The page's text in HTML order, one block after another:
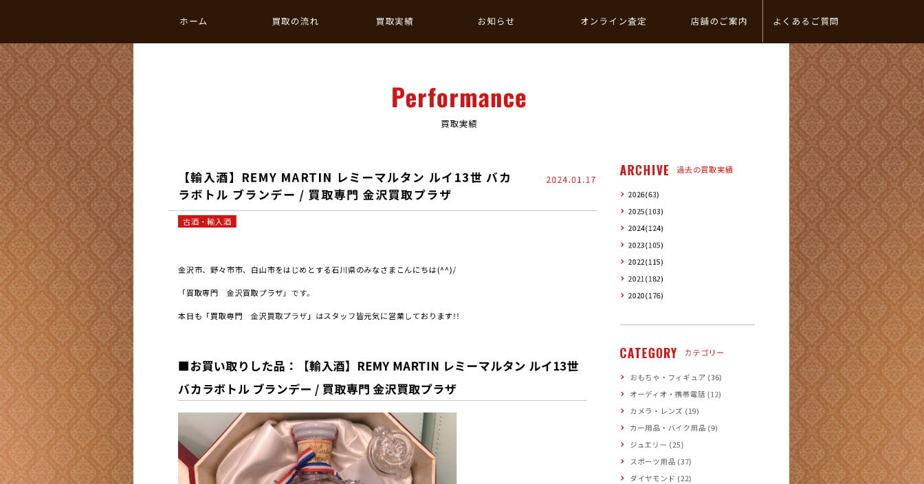
ホーム 買取の流れ 買取実績 お知らせ オンライン査定 店舗のご案内 よくあるご質問
Performance
買取実績
【輸入酒】REMY MARTIN レミーマルタン ルイ13世 バカ
ラボトル ブランデー / 買取専門 金沢買取プラザ
2024.01.17
古酒・輸入酒
金沢市、野々市市、白山市をはじめとする石川県のみなさまこんにちは(^^)/
「買取専門 金沢買取プラザ」です。
本日も「買取専門 金沢買取プラザ」はスタッフ皆元気に営業しております!!
■お買い取りした品：【輸入酒】REMY MARTIN レミーマルタン ルイ13世
バカラボトル ブランデー / 買取専門 金沢買取プラザ
ARCHIVE 過去の買取実績
2026(63)
2025(103)
2024(124)
2023(105)
2022(115)
2021(182)
2020(176)
CATEGORY カテゴリー
おもちゃ・フィギュア (36)
オーディオ・携帯電話 (12)
カメラ・レンズ (19)
カー用品・バイク用品 (9)
ジュエリー (25)
スポーツ用品 (37)
ダイヤモンド (22)